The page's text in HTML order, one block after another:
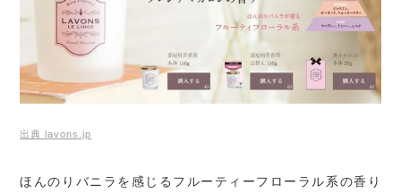
出典 lavons.jp
ほんのりバニラを感じるフルーティーフローラル系の香り